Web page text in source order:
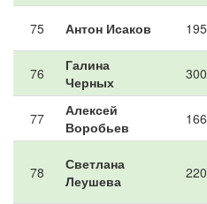
75 Антон Исаков 195
76
Галина
Черных
300
77
Алексей
Воробьев
166
78
Светлана
Леушева
220